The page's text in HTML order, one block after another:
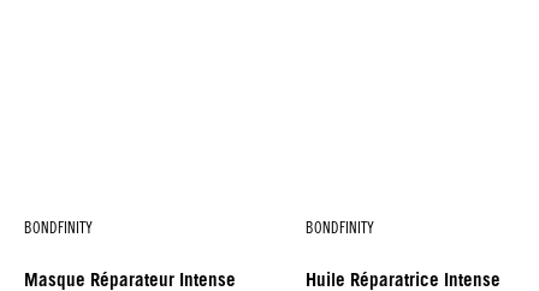
BONDFINITY
Masque Réparateur Intense
BONDFINITY
Huile Réparatrice Intense